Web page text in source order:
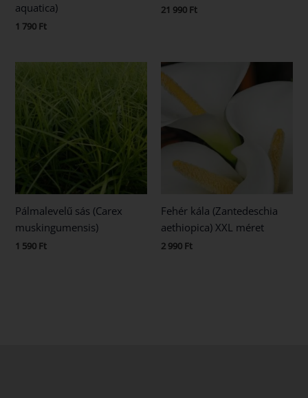
aquatica)
1 790 Ft
21 990 Ft
Pálmalevelű sás (Carex
muskingumensis)
1 590 Ft
Fehér kála (Zantedeschia
aethiopica) XXL méret
2 990 Ft